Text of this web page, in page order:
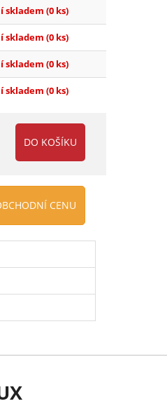
skladem (0 ks)
skladem (0 ks)
skladem (0 ks)
skladem (0 ks)
CENU